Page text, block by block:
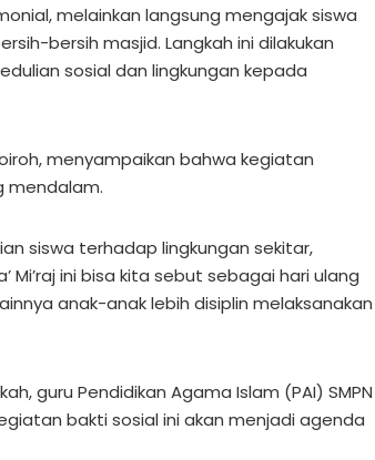
melainkan langsung mengajak siswa
bersih masjid. Langkah ini dilakukan
sosial dan lingkungan kepada
menyampaikan bahwa kegiatan
mendalam.
siswa terhadap lingkungan sekitar,
Mi’raj ini bisa kita sebut sebagai hari ulang
anak-anak lebih disiplin melaksanakan
guru Pendidikan Agama Islam (PAI) SMPN
bakti sosial ini akan menjadi agenda